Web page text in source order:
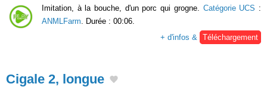
Imitation, à la bouche, d'un porc qui grogne. Catégorie UCS :
ANMLFarm. Durée : 00:06.
+ d'infos & Téléchargement
Cigale 2, longue